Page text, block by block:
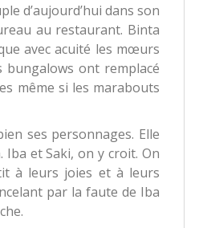
d’aujourd’hui dans son
au restaurant. Binta
avec acuité les mœurs
bungalows ont remplacé
même si les marabouts
ses personnages. Elle
Iba et Saki, on y croit. On
à leurs joies et à leurs
par la faute de Iba